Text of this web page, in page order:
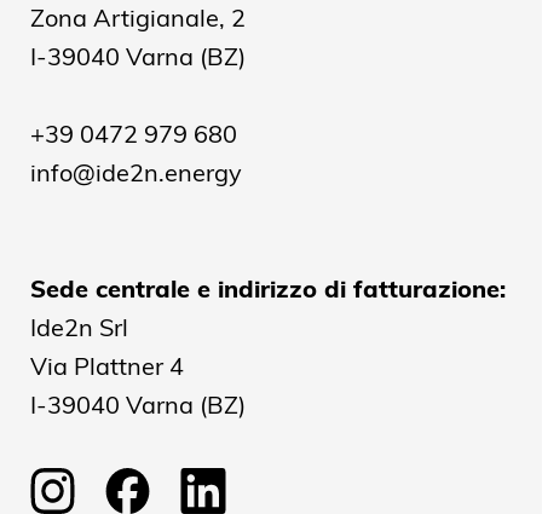
Zona Artigianale, 2
I-39040 Varna (BZ)
+39 0472 979 680
info@ide2n.energy
Sede centrale e indirizzo di fatturazione:
Ide2n Srl
Via Plattner 4
I-39040 Varna (BZ)